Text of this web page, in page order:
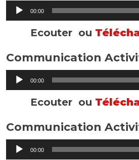
Lecteur
audio
00:00
Ecouter ou
Communication
Lecteur
audio
00:00
Ecouter ou
Communication
Lecteur
audio
00:00